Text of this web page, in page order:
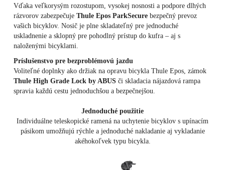
Vďaka veľkorysým rozostupom, vysokej nosnosti a podpore dlhých
rázvorov zabezpečujeThule Epos ParkSecure bezpečný prevoz
vašich bicyklov. Nosič je plne skladateľný pre jednoduché
uskladnenie a sklopný pre pohodlný prístup do kufra – aj s
naloženými bicyklami.
Príslušenstvo pre bezproblémovú jazdu
Voliteľné doplnky ako držiak na opravu bicykla Thule Epos, zámok
Thule High Grade Lock by ABUS či skladacia nájazdová rampa
spravia každú cestu jednoduchšou a bezpečnejšou.
Jednoduché použitie
Individuálne teleskopické ramená na uchytenie bicyklov s upínacím
pásikom umožňujú rýchle a jednoduché nakladanie aj vykladanie
akéhokoľvek typu bicykla.